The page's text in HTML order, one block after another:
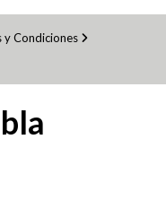
y Condiciones